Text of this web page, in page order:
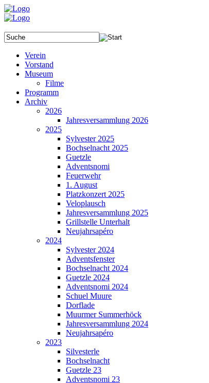
Verein
Vorstand
Museum
Filme
Programm
Archiv
2026
Jahresversammlung 2026
2025
Sylvester 2025
Bochselnacht 2025
Guetzle
Adventsnomi
Feuerwehr
1. August
Platzkonzert 2025
Veloplausch
Jahresversammlung 2025
Grillstelle Unterhalt
Neujahrsapéro
2024
Sylvester 2024
Adventsfenster
Bochselnacht 2024
Guetzle 2024
Adventsnomi 2024
Schuel Muure
Dorflade
Muurmer Summerhöck
Jahresversammlung 2024
Neujahrsapéro
2023
Silvesterle
Bochselnacht
Guetzle 23
Adventsnomi 23